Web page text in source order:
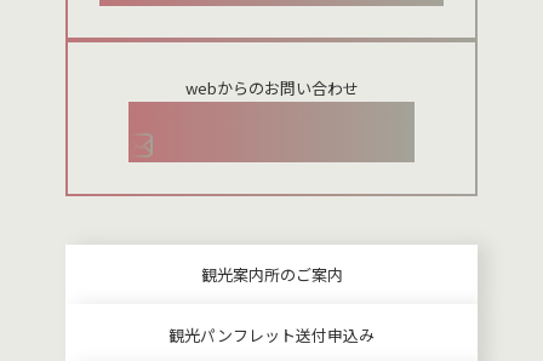
webからのお問い合わせ
観光案内所のご案内
観光パンフレット送付申込み